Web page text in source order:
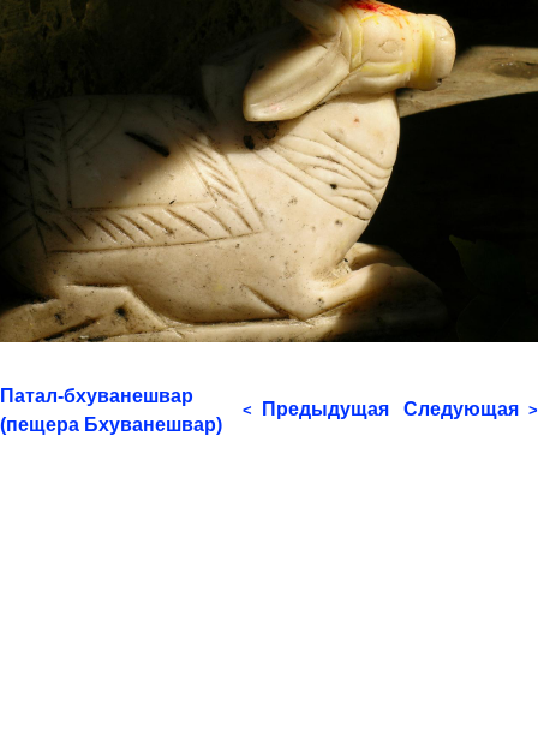
Патал-бхуванешвар
(пещера Бхуванешвар)
< Предыдущая Следующая >